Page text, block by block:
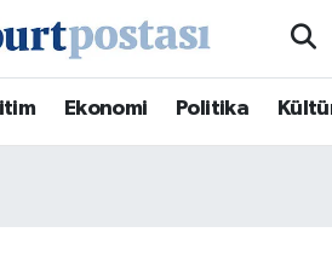
Ekonomi Politika